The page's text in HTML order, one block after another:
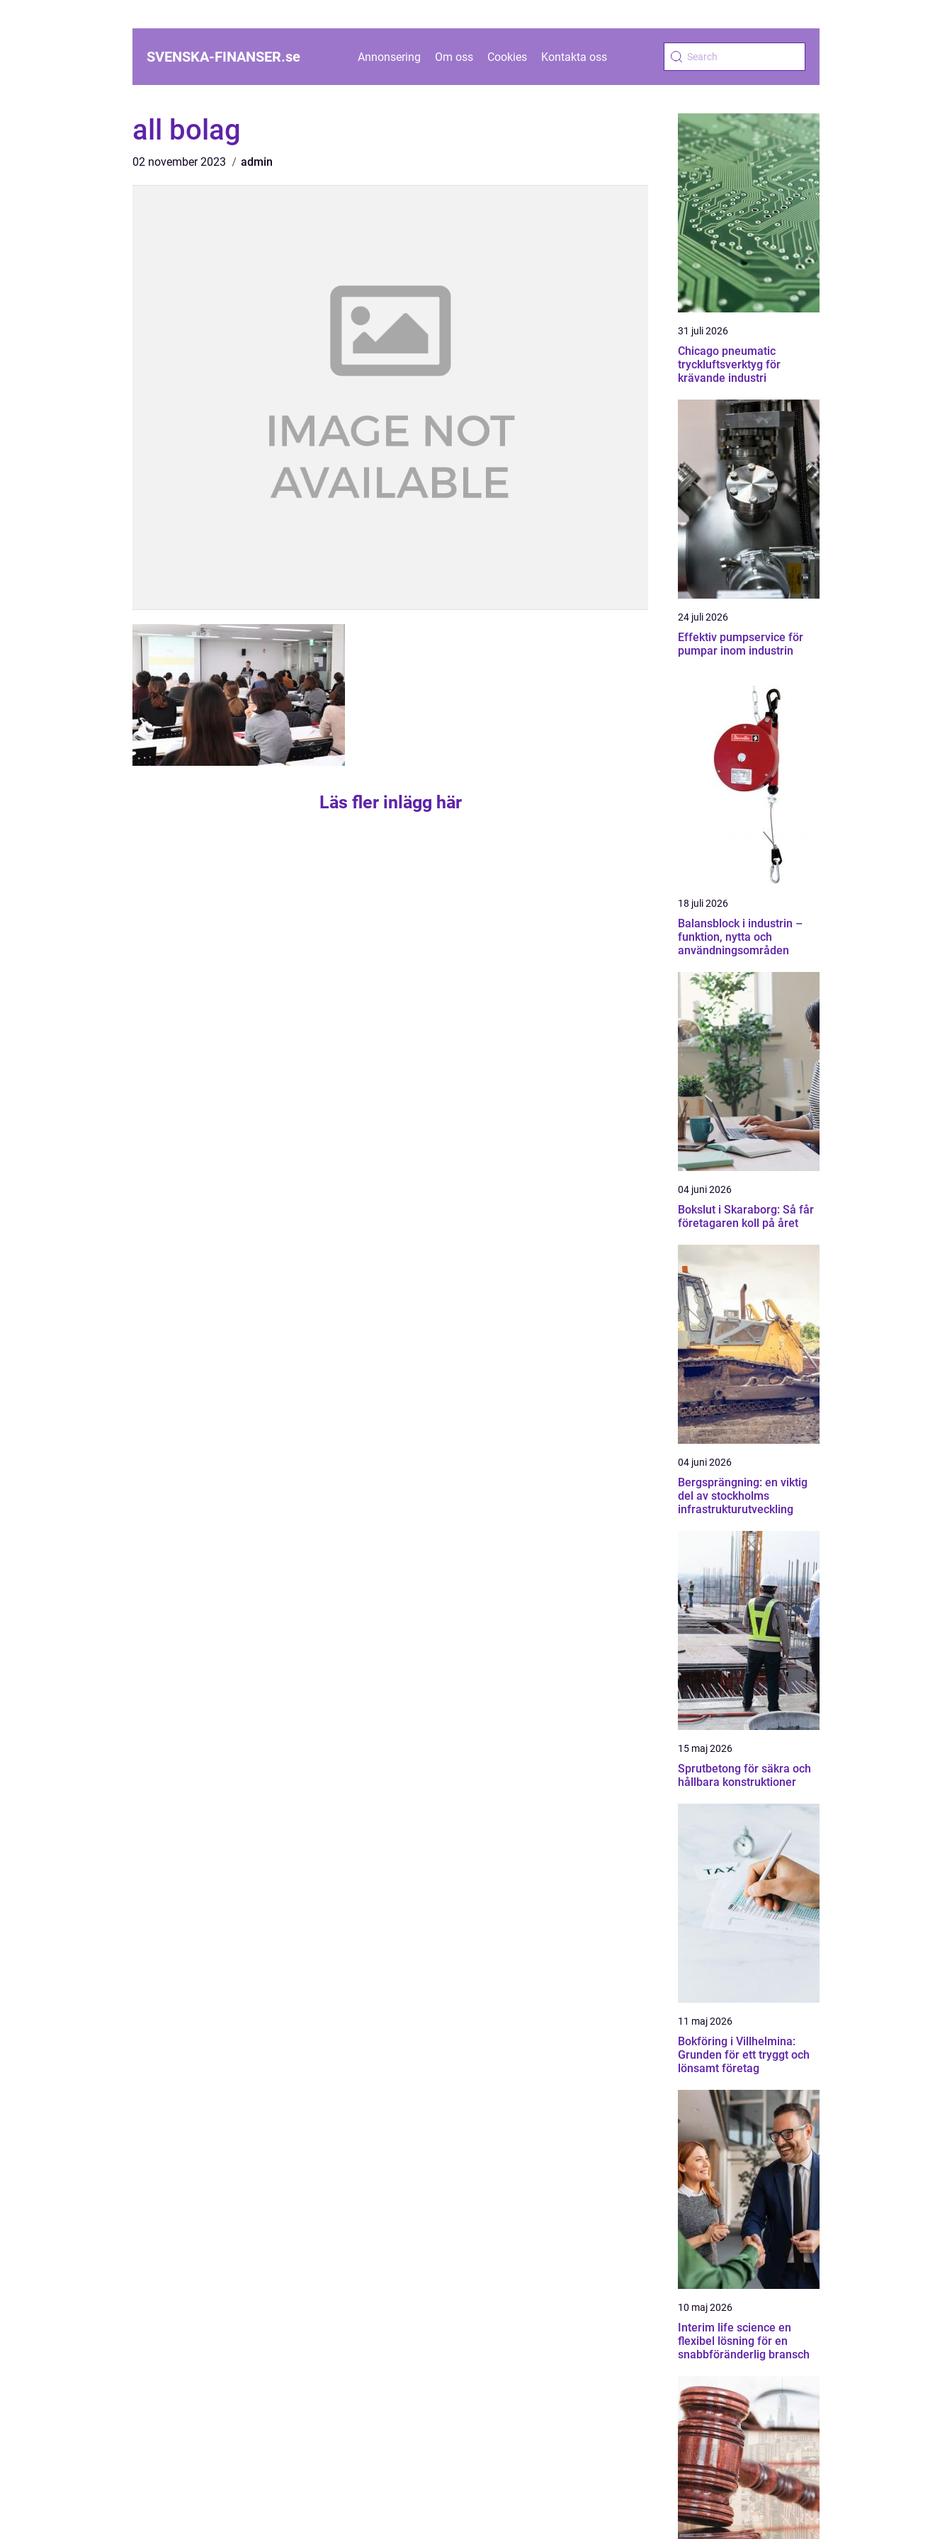
SVENSKA-FINANSER.se Annonsering Om oss Cookies Kontakta oss
all bolag
02 november 2023 admin
Läs fler inlägg här
31 juli 2026
Chicago pneumatic
tryckluftsverktyg för
krävande industri
24 juli 2026
Effektiv pumpservice för
pumpar inom industrin
18 juli 2026
Balansblock i industrin –
funktion, nytta och
användningsområden
04 juni 2026
Bokslut i Skaraborg: Så får
företagaren koll på året
04 juni 2026
Bergsprängning: en viktig
del av stockholms
infrastrukturutveckling
15 maj 2026
Sprutbetong för säkra och
hållbara konstruktioner
11 maj 2026
Bokföring i Villhelmina:
Grunden för ett tryggt och
lönsamt företag
10 maj 2026
Interim life science en
flexibel lösning för en
snabbföränderlig bransch